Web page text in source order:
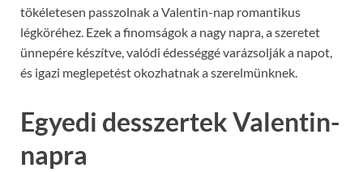
tökéletesen passzolnak a Valentin-nap romantikus
légköréhez. Ezek a finomságok a nagy napra, a szeretet
ünnepére készítve, valódi édességgé varázsolják a napot,
és igazi meglepetést okozhatnak a szerelmünknek.
Egyedi desszertek Valentin-
napra